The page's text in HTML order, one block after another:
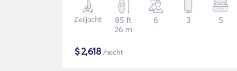
Zeiljacht
85 ft
26 m
6 3 5
$2,618/nacht